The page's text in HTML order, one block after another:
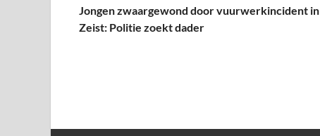
Jongen zwaargewond door vuurwerkincident in
Zeist: Politie zoekt dader